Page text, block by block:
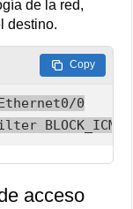
de la red,
destino.
Copy
0
BLOCK_ICMP
acceso